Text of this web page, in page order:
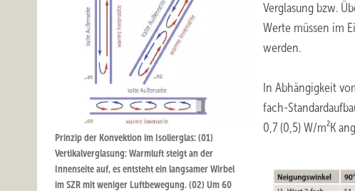
Prinzip der Konvektion im Isolierglas: (01)
Vertikalverglasung: Warmluft steigt an der
Innenseite auf, es entsteht ein langsamer Wirbel
im SZR mit weniger Luftbewegung. (02) Um 60
Verglasung bzw.
Werte müssen im
werden.
In Abhängigkeit
fach-
0,7 (0,5) W/m²K